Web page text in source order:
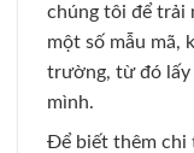
chúng tôi để trải
một số mẫu mã,
trường, từ đó lấy
mình.
Để biết thêm chi